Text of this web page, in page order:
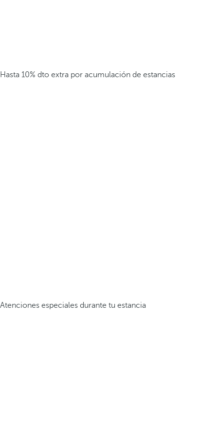
Hasta 10% dto extra por acumulación de estancias
Atenciones especiales durante tu estancia